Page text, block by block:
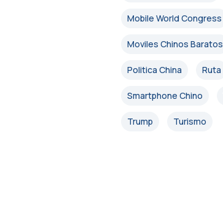
Mobile World Congress
Moviles Chinos Baratos
Politica China Ruta
Smartphone Chino
Trump Turismo